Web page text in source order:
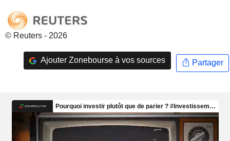
© Reuters - 2026
Ajouter Zonebourse à vos sources Partager